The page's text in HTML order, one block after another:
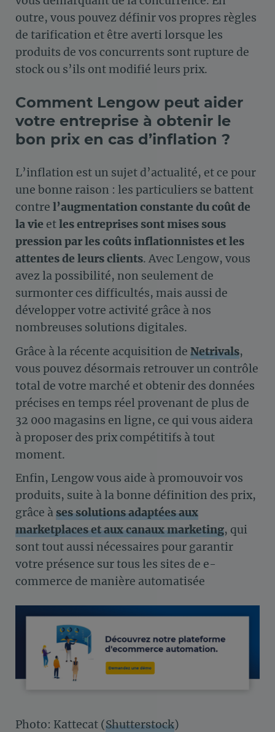
outre, vous pouvez définir vos propres règles
de tarification et être averti lorsque les
produits de vos concurrents sont rupture de
stock ou s’ils ont modifié leurs prix.
Comment Lengow peut aider
votre entreprise à obtenir le
bon prix en cas d’inflation ?
L’inflation est un sujet d’actualité, et ce pour
une bonne raison : les particuliers se battent
contre l’augmentation constante du coût de
la vie etles entreprises sont mises sous
pression par les coûts inflationnistes et les
attentes de leurs clients. Avec Lengow, vous
avez la possibilité, non seulement de
surmonter ces difficultés, mais aussi de
développer votre activité grâce à nos
nombreuses solutions digitales.
Grâce à la récente acquisition de Netrivals,
vous pouvez désormais retrouver un contrôle
total de votre marché et obtenir des données
précises en temps réel provenant de plus de
32 000 magasins en ligne, ce qui vous aidera
à proposer des prix compétitifs à tout
moment.
Enfin, Lengow vous aide à promouvoir vos
produits, suite à la bonne définition des prix,
grâce àses solutions adaptées aux
marketplaces et aux canaux marketing, qui
sont tout aussi nécessaires pour garantir
votre présence sur tous les sites de e-
commerce de manière automatisée
Photo: Kattecat (Shutterstock)